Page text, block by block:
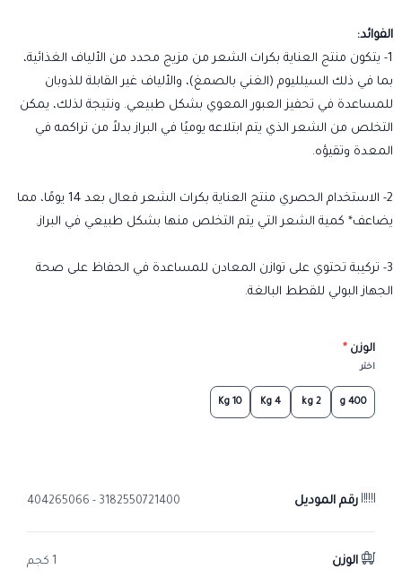
الفوائد:
1- يتكون منتج العناية بكرات الشعر من مزيج محدد من الألياف الغذائية،
بما في ذلك السيلليوم (الغني بالصمغ)، والألياف غير القابلة للذوبان
للمساعدة في تحفيز العبور المعوي بشكل طبيعي. ونتيجة لذلك، يمكن
التخلص من الشعر الذي يتم ابتلاعه يوميًا في البراز بدلاً من تراكمه في
المعدة وتقيؤه.
2- الاستخدام الحصري منتج العناية بكرات الشعر فعال بعد 14 يومًا، مما
يضاعف* كمية الشعر التي يتم التخلص منها بشكل طبيعي في البراز.
3- تركيبة تحتوي على توازن المعادن للمساعدة في الحفاظ على صحة
الجهاز البولي للقطط البالغة.
الوزن *
اختر
400 g
2 kg
4 Kg
10 Kg
رقم الموديل 3182550721400 - 404265066
الوزن 1 كجم